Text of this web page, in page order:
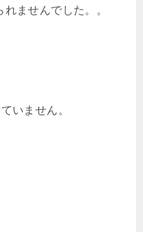
ませんでした。。
いません。